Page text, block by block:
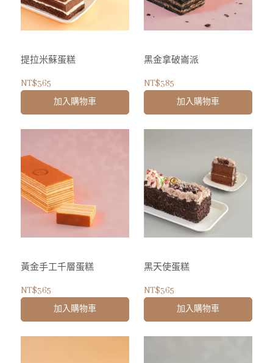
提拉米蘇蛋糕
NT$365
加入購物車
黑金拿破崙派
NT$385
加入購物車
黃金手工千層蛋糕
NT$365
加入購物車
黑天使蛋糕
NT$365
加入購物車